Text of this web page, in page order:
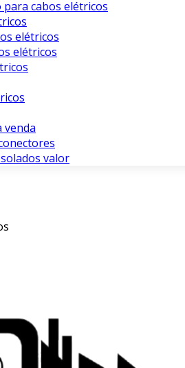
cabos elétricos
elétricos
elétricos
venda
valor